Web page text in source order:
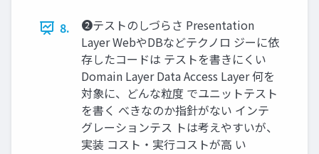
8.
❷テストのしづらさ Presentation
Layer WebやDBなどテクノロ ジーに依
存したコードは テストを書きにくい
Domain Layer Data Access Layer 何を
対象に、どんな粒度 でユニットテスト
を書く べきなのか指針がない インテ
グレーションテス トは考えやすいが、
実装 コスト・実行コストが高 い